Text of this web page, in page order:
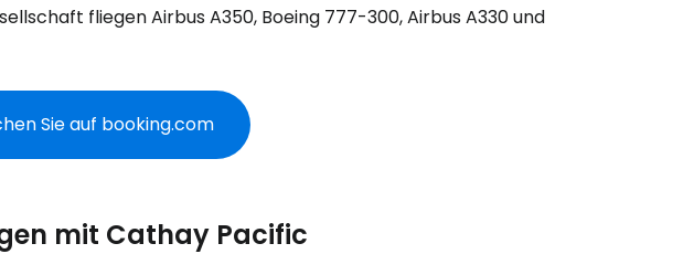
fliegen Airbus A350, Boeing 777-300, Airbus A330 und
Sie auf booking.com
mit Cathay Pacific
Weiter mit Facebook
Weiter mit E-Mail